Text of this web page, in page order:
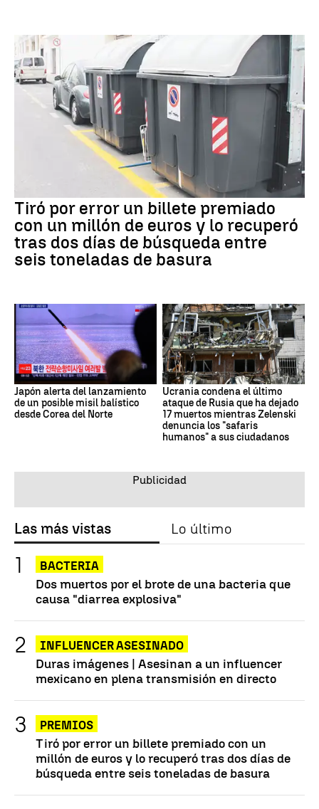
Tiró por error un billete premiado
con un millón de euros y lo recuperó
tras dos días de búsqueda entre
seis toneladas de basura
Japón alerta del lanzamiento
de un posible misil balístico
desde Corea del Norte
Ucrania condena el último
ataque de Rusia que ha dejado
17 muertos mientras Zelenski
denuncia los "safaris
humanos" a sus ciudadanos
Las más vistas Lo último
BACTERIA
Dos muertos por el brote de una bacteria que
causa "diarrea explosiva"
INFLUENCER ASESINADO
Duras imágenes | Asesinan a un influencer
mexicano en plena transmisión en directo
PREMIOS
Tiró por error un billete premiado con un
millón de euros y lo recuperó tras dos días de
búsqueda entre seis toneladas de basura